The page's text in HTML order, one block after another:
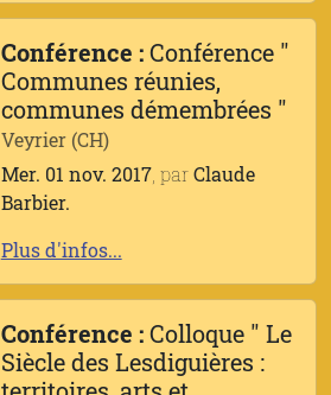
Conférence :Conférence "
Communes réunies,
communes démembrées "
Veyrier (CH)
Mer. 01 nov. 2017, parClaude
Barbier.
Plus d'infos...
Conférence :Colloque " Le
Siècle des Lesdiguières :